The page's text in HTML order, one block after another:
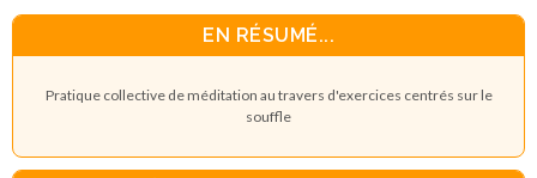
EN RÉSUMÉ...
Pratique collective de méditation au travers d'exercices centrés sur le
souffle